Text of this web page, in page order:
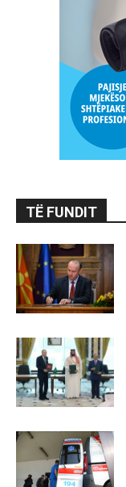
TË FUNDIT